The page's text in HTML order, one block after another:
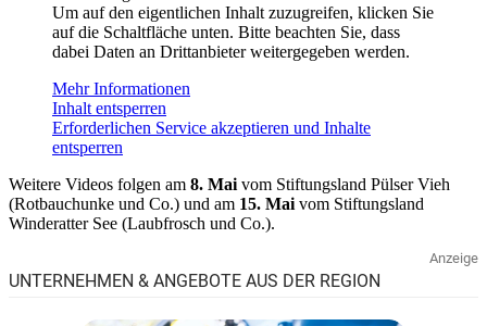
Um auf den eigentlichen Inhalt zuzugreifen, klicken Sie
auf die Schaltfläche unten. Bitte beachten Sie, dass
dabei Daten an Drittanbieter weitergegeben werden.
Mehr Informationen
Inhalt entsperren
Erforderlichen Service akzeptieren und Inhalte
entsperren
Weitere Videos folgen am 8. Mai vom Stiftungsland Pülser Vieh
(Rotbauchunke und Co.) und am 15. Mai vom Stiftungsland
Winderatter See (Laubfrosch und Co.).